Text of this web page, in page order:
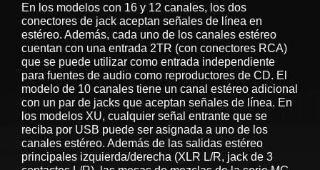
En los modelos con 16 y 12 canales, los dos
conectores de jack aceptan señales de línea en
estéreo. Además, cada uno de los canales estéreo
cuentan con una entrada 2TR (con conectores RCA)
que se puede utilizar como entrada independiente
para fuentes de audio como reproductores de CD. El
modelo de 10 canales tiene un canal estéreo adicional
con un par de jacks que aceptan señales de línea. En
los modelos XU, cualquier señal entrante que se
reciba por USB puede ser asignada a uno de los
canales estéreo. Además de las salidas estéreo
principales izquierda/derecha (XLR L/R, jack de 3